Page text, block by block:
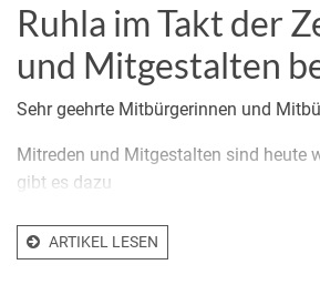
Ruhla im Takt der
und Mitgestalten
Sehr geehrte Mitbürgerinnen und
Mitreden und Mitgestalten sind heute
gibt es dazu
ARTIKEL LESEN